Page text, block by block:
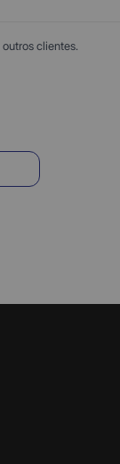
clientes.